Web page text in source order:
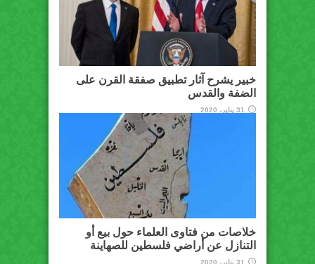
خبير يشرح آثار تطبيق صفقة القرن على
الضفة والقدس
31 يناير، 2020
خلاصات من فتاوى العلماء حول بيع أو
التنازل عن أراضي فلسطين للصهاينة
31 يناير، 2020